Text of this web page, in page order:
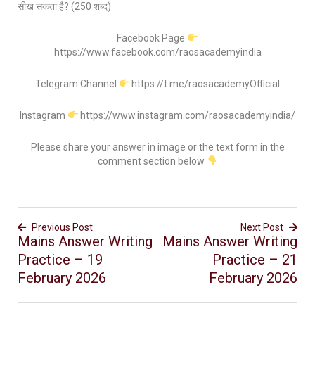
सीख सकता है? (250 शब्द)
Facebook Page
https://www.facebook.com/raosacademyindia
Telegram Channel https://t.me/raosacademyOfficial
Instagram https://www.instagram.com/raosacademyindia/
Please share your answer in image or the text form in the
comment section below
Previous Post
Mains Answer Writing
Practice – 19
February 2026
Next Post
Mains Answer Writing
Practice – 21
February 2026